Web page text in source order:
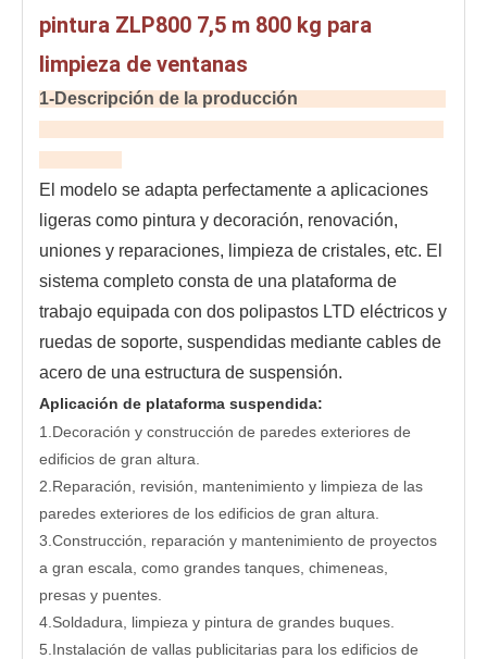
pintura ZLP800 7,5 m 800 kg para
limpieza de ventanas
1-Descripción de la producción
El modelo se adapta perfectamente a aplicaciones
ligeras como pintura y decoración, renovación,
uniones y reparaciones, limpieza de cristales, etc. El
sistema completo consta de una plataforma de
trabajo equipada con dos polipastos LTD eléctricos y
ruedas de soporte, suspendidas mediante cables de
acero de una estructura de suspensión.
Aplicación de plataforma suspendida:
1.Decoración y construcción de paredes exteriores de
edificios de gran altura.
2.Reparación, revisión, mantenimiento y limpieza de las
paredes exteriores de los edificios de gran altura.
3.Construcción, reparación y mantenimiento de proyectos
a gran escala, como grandes tanques, chimeneas,
presas y puentes.
4.Soldadura, limpieza y pintura de grandes buques.
5.Instalación de vallas publicitarias para los edificios de